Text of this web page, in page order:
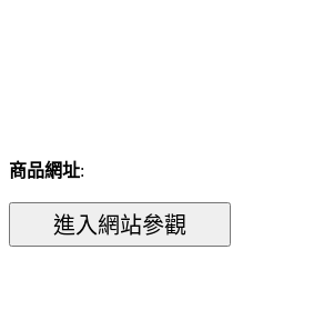
商品網址: